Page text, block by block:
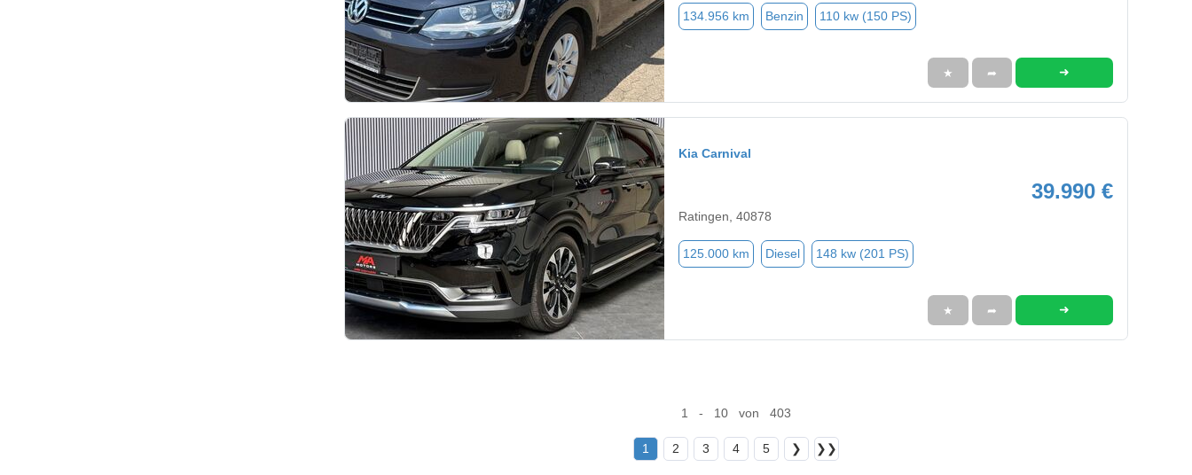
134.956 km Benzin 110 kw (150 PS)
★ ➦ ➜
Kia Carnival
39.990 €
Ratingen, 40878
125.000 km Diesel 148 kw (201 PS)
★ ➦ ➜
1 - 10 von 403
1 2 3 4 5 ❯ ❯❯